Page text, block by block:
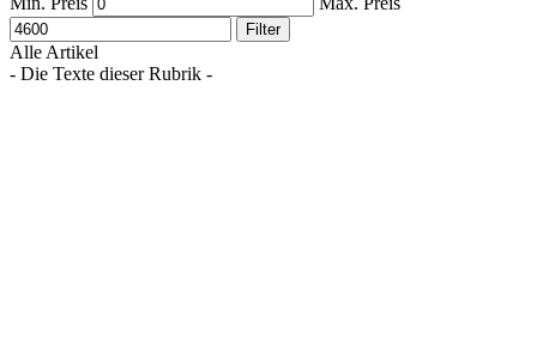
Filter
Alle Artikel
- Die Texte dieser Rubrik -